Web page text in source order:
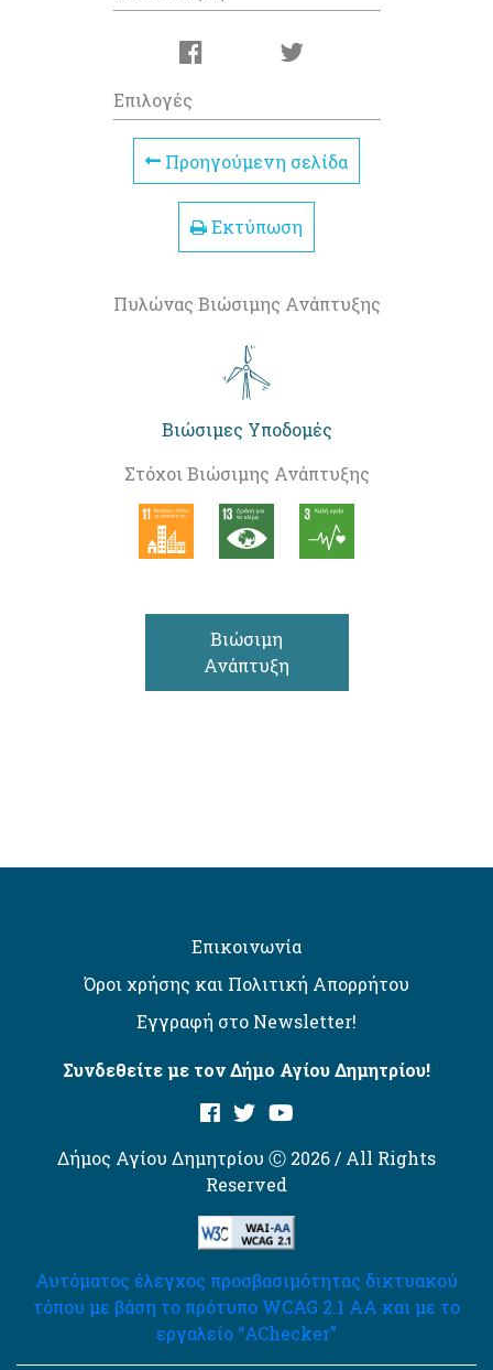
Επιλογές
Προηγούμενη σελίδα
Εκτύπωση
Πυλώνας Βιώσιμης Ανάπτυξης
Βιώσιμες Υποδομές
Στόχοι Βιώσιμης Ανάπτυξης
Βιώσιμη
Ανάπτυξη
Επικοινωνία
Όροι χρήσης και Πολιτική Απορρήτου
Εγγραφή στο Newsletter!
Συνδεθείτε με τον Δήμο Αγίου Δημητρίου!
Δήμος Αγίου Δημητρίου Ⓒ 2026 / All Rights
Reserved
Αυτόματος έλεγχος προσβασιμότητας δικτυακού
τόπου με βάση το πρότυπο WCAG 2.1 AA και με το
εργαλείο “AChecker”